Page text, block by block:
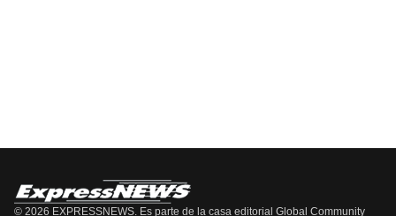
© 2026 EXPRESSNEWS. Es parte de la casa editorial Global Community